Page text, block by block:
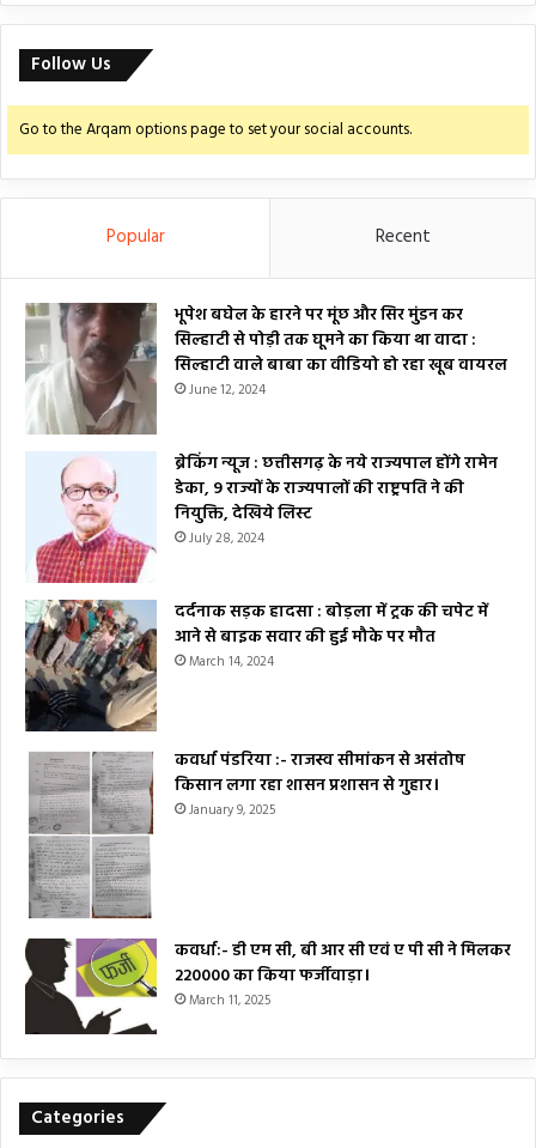
Follow Us
Go to the Arqam options page to set your social accounts.
Popular Recent
भूपेश बघेल के हारने पर मूंछ और सिर मुंडन कर
सिल्हाटी से पोड़ी तक घूमने का किया था वादा :
सिल्हाटी वाले बाबा का वीडियो हो रहा खूब वायरल
June 12, 2024
ब्रेकिंग न्यूज : छत्तीसगढ़ के नये राज्यपाल होंगे रामेन
डेका, 9 राज्यों के राज्यपालों की राष्ट्रपति ने की
नियुक्ति, देखिये लिस्ट
July 28, 2024
दर्दनाक सड़क हादसा : बोड़ला में ट्रक की चपेट में
आने से बाइक सवार की हुई मौके पर मौत
March 14, 2024
कवर्धा पंडरिया :- राजस्व सीमांकन से असंतोष
किसान लगा रहा शासन प्रशासन से गुहार।
January 9, 2025
कवर्धा:- डी एम सी, बी आर सी एवं ए पी सी ने मिलकर
₹220000 का किया फर्जीवाड़ा।
March 11, 2025
Categories